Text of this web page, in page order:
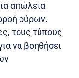
απώλεια
ούρων.
τους τύπους
να βοηθήσει